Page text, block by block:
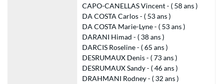
CAPO-CANELLAS Vincent - ( 58 ans )
DA COSTA Carlos - ( 53 ans )
DA COSTA Marie-Lyne - ( 53 ans )
DARANI Himad - ( 38 ans )
DARCIS Roseline - ( 65 ans )
DESRUMAUX Denis - ( 73 ans )
DESRUMAUX Sandy - ( 46 ans )
DRAHMANI Rodney - ( 32 ans )